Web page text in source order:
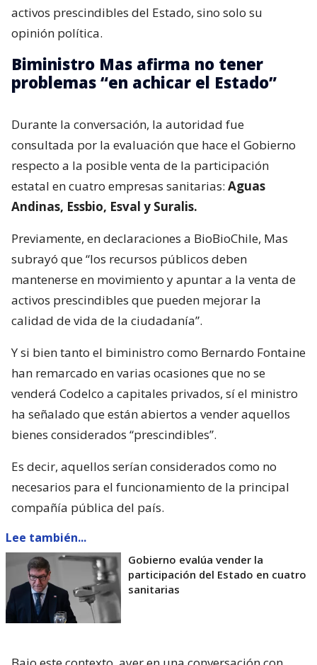
activos prescindibles del Estado, sino solo su
opinión política.
Biministro Mas afirma no tener
problemas “en achicar el Estado”
Durante la conversación, la autoridad fue
consultada por la evaluación que hace el Gobierno
respecto a la posible venta de la participación
estatal en cuatro empresas sanitarias: Aguas
Andinas, Essbio, Esval y Suralis.
Previamente, en declaraciones a BioBioChile, Mas
subrayó que “los recursos públicos deben
mantenerse en movimiento y apuntar a la venta de
activos prescindibles que pueden mejorar la
calidad de vida de la ciudadanía”.
Y si bien tanto el biministro como Bernardo Fontaine
han remarcado en varias ocasiones que no se
venderá Codelco a capitales privados, sí el ministro
ha señalado que están abiertos a vender aquellos
bienes considerados “prescindibles”.
Es decir, aquellos serían considerados como no
necesarios para el funcionamiento de la principal
compañía pública del país.
Lee también...
Gobierno evalúa vender la
participación del Estado en cuatro
sanitarias